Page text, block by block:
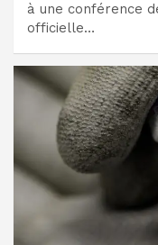
à une conférence
officielle…